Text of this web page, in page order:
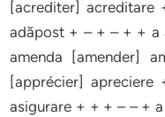
[acrediter]
adăpost + – + – + +
amenda [amender]
[apprécier]
asigurare + + + – – +